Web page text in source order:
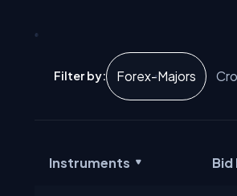
Filter by: Forex-Majors
Instruments Bid